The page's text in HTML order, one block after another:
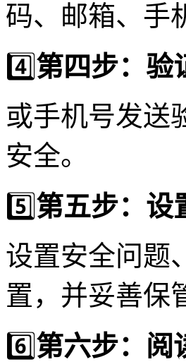
码、邮箱、手
4️⃣第四步：验
或手机号发送
安全。
5️⃣第五步：设
设置安全问题
置，并妥善保
6️⃣第六步：阅